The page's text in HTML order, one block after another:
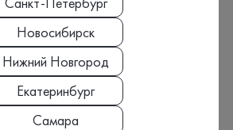
Новосибирск
Нижний Новгород
Екатеринбург
Самара